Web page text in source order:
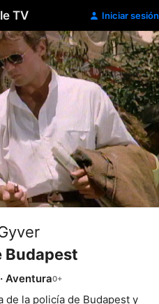
TV Iniciar sesión
Budapest
· Aventura
de la policía de Budapest y